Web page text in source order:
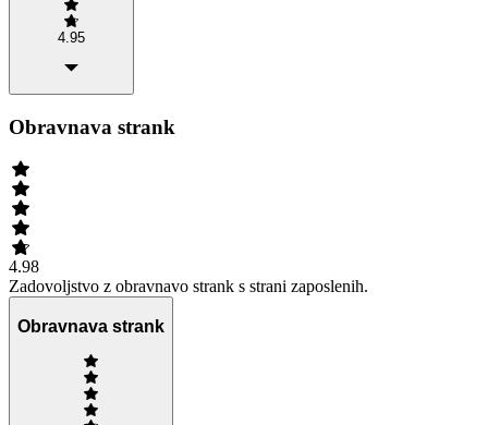
4.95
Obravnava strank
4.98
Zadovoljstvo z obravnavo strank s strani zaposlenih.
Obravnava strank